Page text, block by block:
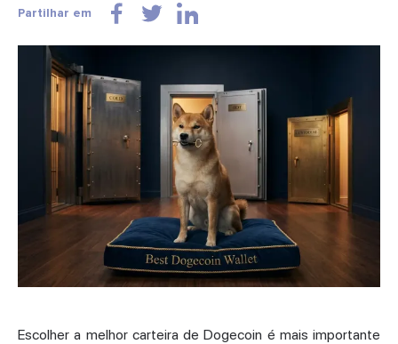
Partilhar em
Escolher a melhor carteira de Dogecoin é mais importante